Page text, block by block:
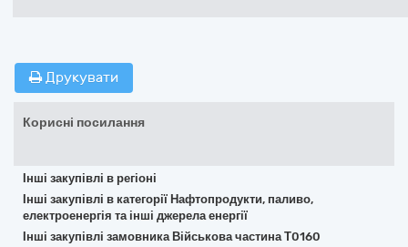
Друкувати
Корисні посилання
Інші закупівлі в регіоні
Інші закупівлі в категорії Нафтопродукти, паливо,
електроенергія та інші джерела енергії
Інші закупівлі замовника Військова частина Т0160